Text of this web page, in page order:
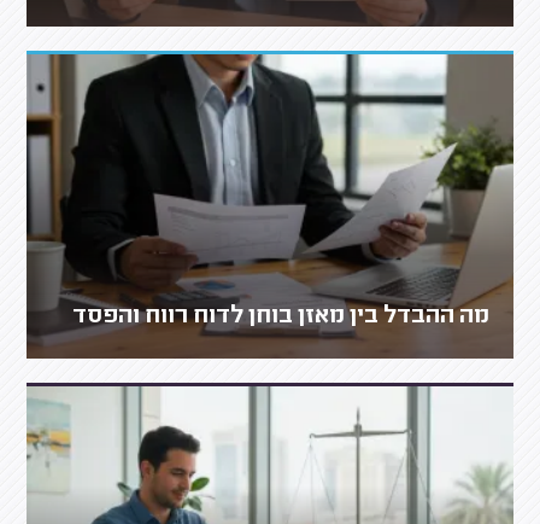
מה ההבדל בין מאזן בוחן לדוח רווח והפסד